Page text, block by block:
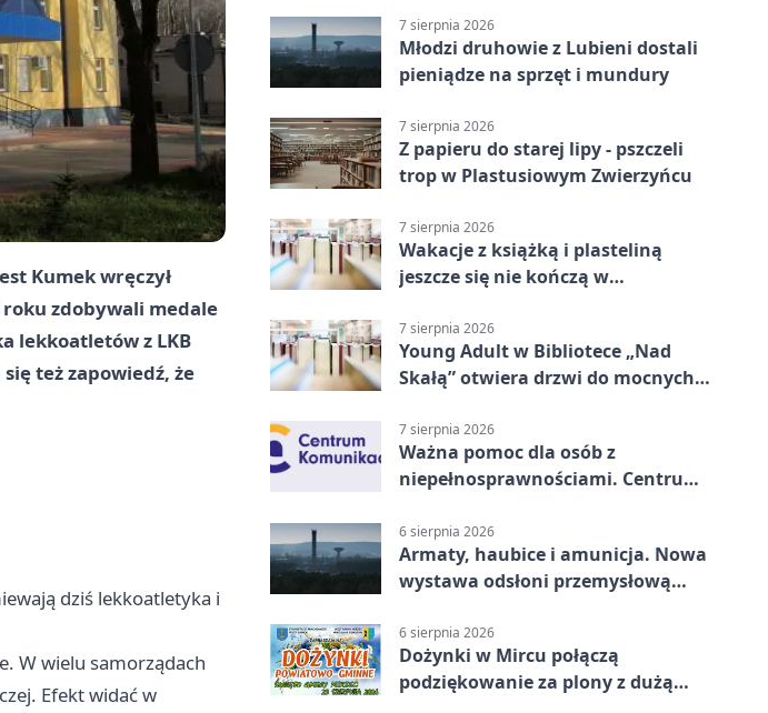
Kumek wręczył
zdobywali medale
lekkoatletów z LKB
też zapowiedź, że
dziś lekkoatletyka i
W wielu samorządach
Efekt widać w
7 sierpnia 2026
Młodzi druhowie z Lubieni dostali
pieniądze na sprzęt i mundury
7 sierpnia 2026
Z papieru do starej lipy - pszczeli
trop w Plastusiowym Zwierzyńcu
7 sierpnia 2026
Wakacje z książką i plasteliną
jeszcze się nie kończą w
7 sierpnia 2026
Young Adult w Bibliotece „Nad
Skałą” otwiera drzwi do mocnych
7 sierpnia 2026
Ważna pomoc dla osób z
niepełnosprawnościami. Centrum
6 sierpnia 2026
Armaty, haubice i amunicja. Nowa
wystawa odsłoni przemysłową
6 sierpnia 2026
Dożynki w Mircu połączą
podziękowanie za plony z dużą